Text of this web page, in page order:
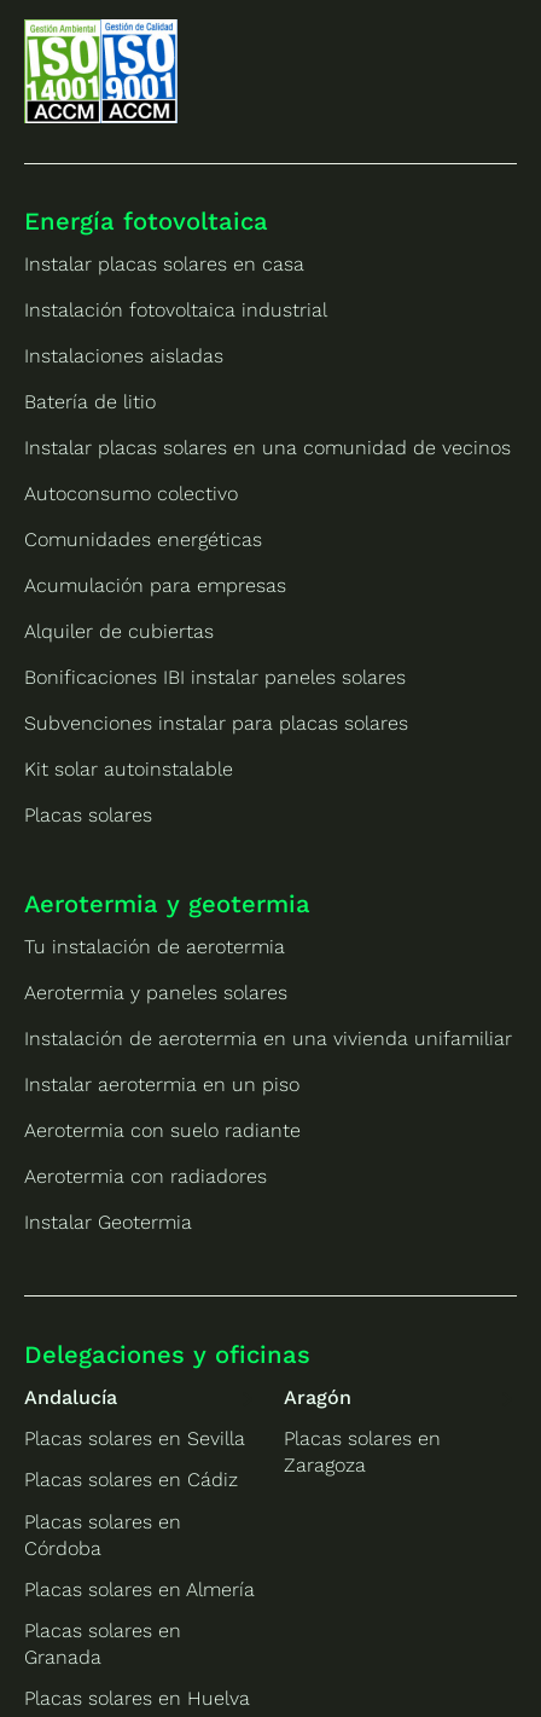
Energía fotovoltaica
Instalar placas solares en casa
Instalación fotovoltaica industrial
Instalaciones aisladas
Batería de litio
Instalar placas solares en una comunidad de vecinos
Autoconsumo colectivo
Comunidades energéticas
Acumulación para empresas
Alquiler de cubiertas
Bonificaciones IBI instalar paneles solares
Subvenciones instalar para placas solares
Kit solar autoinstalable
Placas solares
Aerotermia y geotermia
Tu instalación de aerotermia
Aerotermia y paneles solares
Instalación de aerotermia en una vivienda unifamiliar
Instalar aerotermia en un piso
Aerotermia con suelo radiante
Aerotermia con radiadores
Instalar Geotermia
Delegaciones y oficinas
Andalucía
Placas solares en Sevilla
Placas solares en Cádiz
Placas solares en
Córdoba
Placas solares en Almería
Placas solares en
Granada
Placas solares en Huelva
Aragón
Placas solares en
Zaragoza